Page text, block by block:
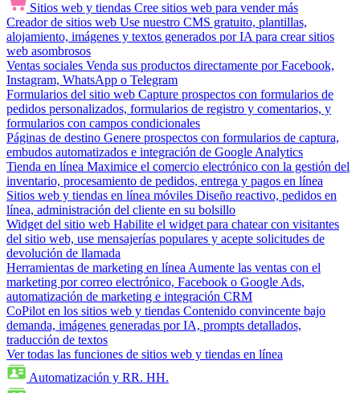
Sitios web y tiendas Cree sitios web para vender más
Creador de sitios web Use nuestro CMS gratuito, plantillas,
alojamiento, imágenes y textos generados por IA para crear sitios
web asombrosos
Ventas sociales Venda sus productos directamente por Facebook,
Instagram, WhatsApp o Telegram
Formularios del sitio web Capture prospectos con formularios de
pedidos personalizados, formularios de registro y comentarios, y
formularios con campos condicionales
Páginas de destino Genere prospectos con formularios de captura,
embudos automatizados e integración de Google Analytics
Tienda en línea Maximice el comercio electrónico con la gestión del
inventario, procesamiento de pedidos, entrega y pagos en línea
Sitios web y tiendas en línea móviles Diseño reactivo, pedidos en
línea, administración del cliente en su bolsillo
Widget del sitio web Habilite el widget para chatear con visitantes
del sitio web, use mensajerías populares y acepte solicitudes de
devolución de llamada
Herramientas de marketing en línea Aumente las ventas con el
marketing por correo electrónico, Facebook o Google Ads,
automatización de marketing e integración CRM
CoPilot en los sitios web y tiendas Contenido convincente bajo
demanda, imágenes generadas por IA, prompts detallados,
traducción de textos
Ver todas las funciones de sitios web y tiendas en línea
Automatización y RR. HH.